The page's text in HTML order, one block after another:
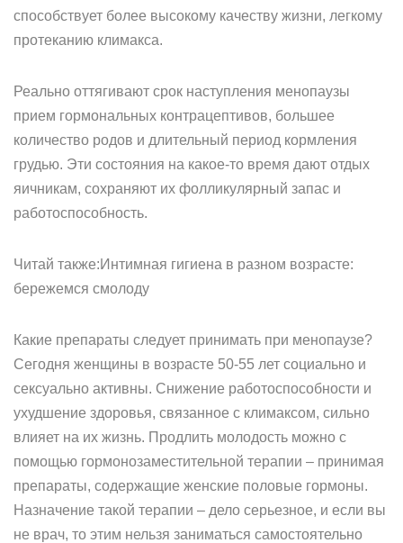
способствует более высокому качеству жизни, легкому
протеканию климакса.
Реально оттягивают срок наступления менопаузы
прием гормональных контрацептивов, большее
количество родов и длительный период кормления
грудью. Эти состояния на какое-то время дают отдых
яичникам, сохраняют их фолликулярный запас и
работоспособность.
Читай также:Интимная гигиена в разном возрасте:
бережемся смолоду
Какие препараты следует принимать при менопаузе?
Сегодня женщины в возрасте 50-55 лет социально и
сексуально активны. Снижение работоспособности и
ухудшение здоровья, связанное с климаксом, сильно
влияет на их жизнь. Продлить молодость можно с
помощью гормонозаместительной терапии – принимая
препараты, содержащие женские половые гормоны.
Назначение такой терапии – дело серьезное, и если вы
не врач, то этим нельзя заниматься самостоятельно